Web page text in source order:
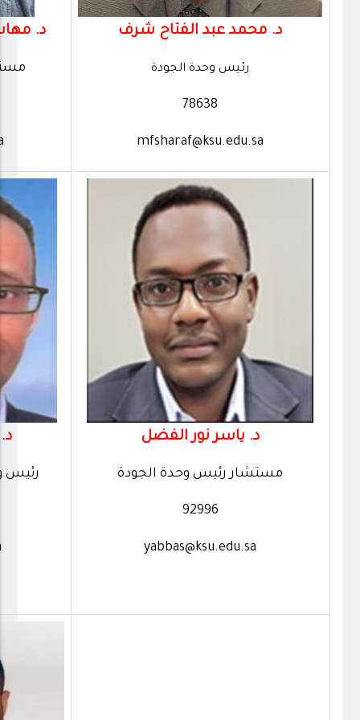
د. محمد عبد الفتاح شرف
رئيس وحدة الجودة
78638
mfsharaf@ksu.edu.sa
د.
د. ياسر نور الفضل
مستشار رئيس وحدة الجودة
92996
yabbas@ksu.edu.sa
رئيس